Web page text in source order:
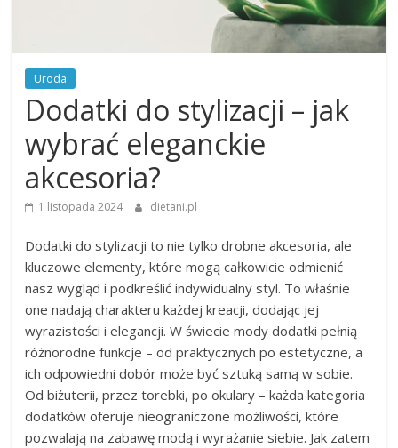
Uroda
Dodatki do stylizacji – jak
wybrać eleganckie
akcesoria?
1 listopada 2024 dietani.pl
Dodatki do stylizacji to nie tylko drobne akcesoria, ale
kluczowe elementy, które mogą całkowicie odmienić
nasz wygląd i podkreślić indywidualny styl. To właśnie
one nadają charakteru każdej kreacji, dodając jej
wyrazistości i elegancji. W świecie mody dodatki pełnią
różnorodne funkcje – od praktycznych po estetyczne, a
ich odpowiedni dobór może być sztuką samą w sobie.
Od biżuterii, przez torebki, po okulary – każda kategoria
dodatków oferuje nieograniczone możliwości, które
pozwalają na zabawę modą i wyrażanie siebie. Jak zatem